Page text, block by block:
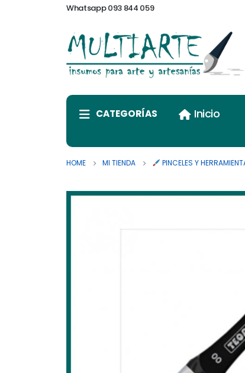
Whatsapp 093 844 059
CATEGORÍAS Inicio
HOME MI TIENDA PINCELES Y